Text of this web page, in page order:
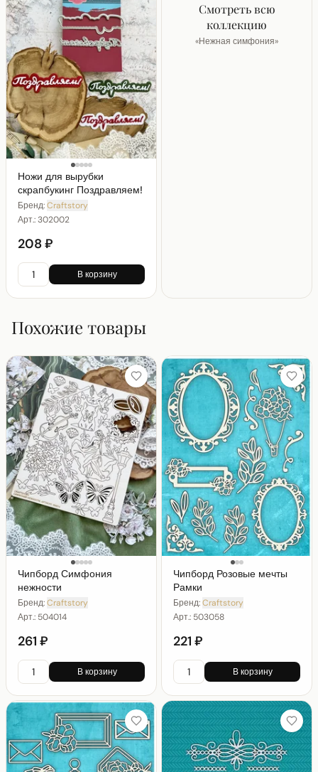
Ножи для вырубки
скрапбукинг Поздравляем!
Бренд:Craftstory
Арт.:302002
208 ₽
В корзину
Смотреть всю
коллекцию
«Нежная симфония»
Похожие товары
Чипборд Симфония
нежности
Бренд:Craftstory
Арт.: 504014
261 ₽
В корзину
Чипборд Розовые мечты
Рамки
Бренд:Craftstory
Арт.: 503058
221 ₽
В корзину